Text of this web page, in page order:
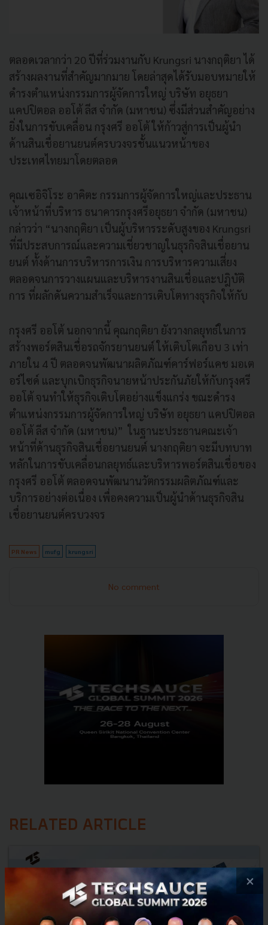
ตลอดเวลากว่า 20 ปีที่ร่วมงานกับ Krungsri นางกฤติยา ได้
สร้างผลงานที่สำคัญมากมาย โดยล่าสุดได้รับมอบหมายให้
ดำรงตำแหน่งกรรมการผู้จัดการใหญ่ บริษัท อยุธยา
แคปปิตอล ออโต้ ลีส จำกัด (มหาชน) ซึ่งมีส่วนสำคัญอย่าง
ยิ่งในการขับเคลื่อน กรุงศรี ออโต้ ให้ก้าวสู่การเป็นผู้นำ
ด้านสินเชื่อยานยนต์ครบวงจรชั้นแนวหน้าของ
ประเทศไทยมาโดยตลอด
คุณเซอิจิโระ อาคิตะ กรรมการผู้จัดการใหญ่และประธาน
เจ้าหน้าที่บริหาร ธนาคารกรุงศรีอยุธยา จำกัด (มหาชน)
กล่าวว่า “นางกฤติยา เป็นผู้บริหารระดับสูงของ Krungsri
ที่มีประสบการณ์และความเชี่ยวชาญในธุรกิจสินเชื่อยาน
ยนต์ ทั้งด้านการบริหารการเงิน การบริหารความเสี่ยง
ตลอดจนการวางแผนและบริหารงานสินเชื่อและปฎิบัติ
การ ที่ผลักดันความสำเร็จและการเติบโตทางธุรกิจให้กับ
กรุงศรี ออโต้ นอกจากนี้ คุณกฤติยา ยังวางกลยุทธ์ในการ
สร้างพอร์ตสินเชื่อรถจักรยานยนต์ ให้เติบโตเกือบ 3 เท่า
ภายใน 4 ปี ตลอดจนพัฒนาผลิตภัณฑ์คาร์ฟอร์แคช มอเต
อร์ไซด์ และบุกเบิกธุรกิจนายหน้าประกันภัยให้กับกรุงศรี
ออโต้ จนทำให้ธุรกิจเติบโตอย่างแข็งแกร่ง ขณะดำรง
ตำแหน่งกรรมการผู้จัดการใหญ่ บริษัท อยุธยา แคปปิตอล
ออโต้ ลีส จำกัด (มหาชน)” ในฐานะประธานคณะเจ้า
หน้าที่ด้านธุรกิจสินเชื่อยานยนต์ นางกฤติยา จะมีบทบาท
หลักในการขับเคลื่อนกลยุทธ์และบริหารพอร์ตสินเชื่อของ
กรุงศรี ออโต้ ตลอดจนพัฒนานวัตกรรมผลิตภัณฑ์และ
บริการอย่างต่อเนื่อง เพื่อคงความเป็นผู้นำด้านธุรกิจสิน
เชื่อยานยนต์ครบวงจร
PR News mufg krungsri
No comment
RELATED ARTICLE
×